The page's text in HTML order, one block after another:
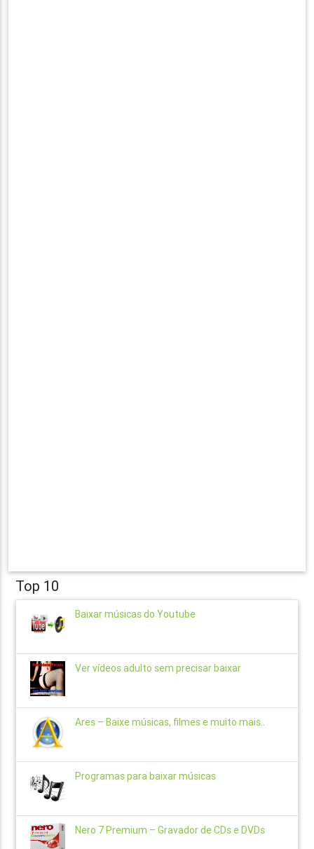
Top 10
Baixar músicas do Youtube
Ver vídeos adulto sem precisar baixar
Ares – Baixe músicas, filmes e muito mais..
Programas para baixar músicas
Nero 7 Premium – Gravador de CDs e DVDs